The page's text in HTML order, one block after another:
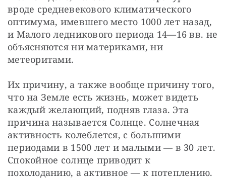
вроде средневекового климатического
оптимума, имевшего место 1000 лет назад,
и Малого ледникового периода 14—16 вв. не
объясняются ни материками, ни
метеоритами.
Их причину, а также вообще причину того,
что на Земле есть жизнь, может видеть
каждый желающий, подняв глаза. Эта
причина называется Солнце. Солнечная
активность колеблется, с большими
периодами в 1500 лет и малыми — в 30 лет.
Спокойное солнце приводит к
похолоданию, а активное — к потеплению.